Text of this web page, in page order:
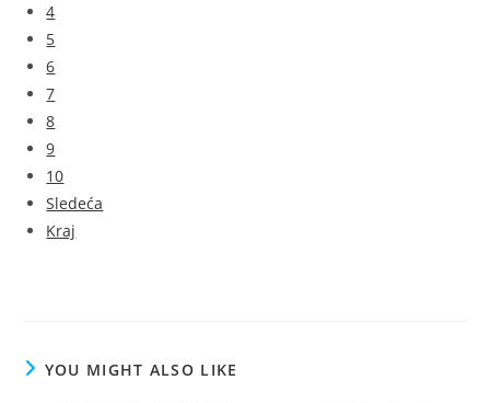
4
5
6
7
8
9
10
Sledeća
Kraj
YOU MIGHT ALSO LIKE